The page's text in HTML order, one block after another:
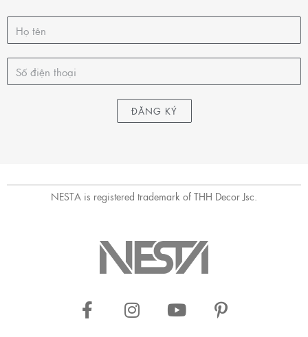
ĐĂNG KÝ
NESTA is registered trademark of THH Decor Jsc.